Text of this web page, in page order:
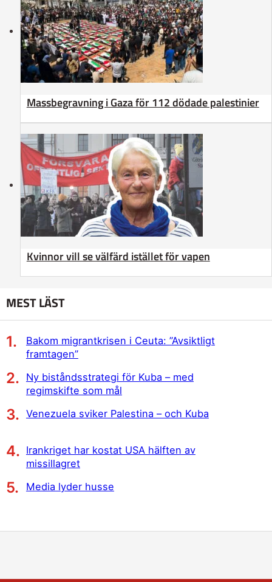
Massbegravning i Gaza för 112 dödade palestinier
Kvinnor vill se välfärd istället för vapen
MEST LÄST
Bakom migrantkrisen i Ceuta: ”Avsiktligt
framtagen”
Ny biståndsstrategi för Kuba – med
regimskifte som mål
Venezuela sviker Palestina – och Kuba
Irankriget har kostat USA hälften av
missillagret
Media lyder husse